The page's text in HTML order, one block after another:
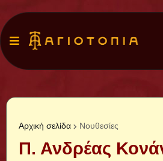
Αρχική σελίδα Νουθεσίες
Π. Ανδρέας